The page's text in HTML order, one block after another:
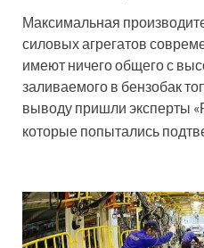
Максимальная
силовых агрегатов
имеют ничего общего с
заливаемого в бензобак
выводу пришли эксперты
которые попытались